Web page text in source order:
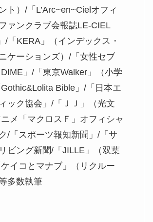
ト）/「L’Arc~en~Cielオフィ
ァンクラブ会報誌LE-CIEL
/「KERA」（インデックス・
ケーションズ）/「女性セブ
」/「東京Walker」（小学
Bible」/「日本エ
ック協会」/「ＪＪ」（光文
メ「マクロスＦ」オフィシャ
/「スポーツ報知新聞」/「サ
ビング新聞/「JILLE」（双葉
イコとマナブ」（リクルー
多数執筆